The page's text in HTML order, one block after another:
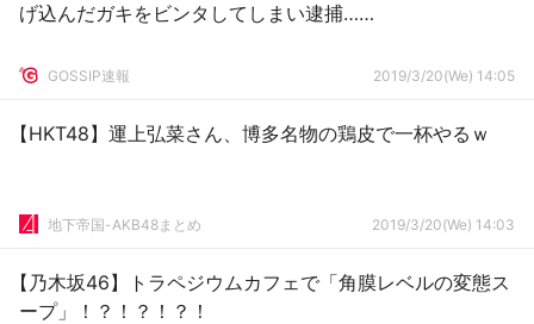
げ込んだガキをビンタしてしまい逮捕……
GOSSIP速報 2019/3/20(We) 14:05
【HKT48】運上弘菜さん、博多名物の鶏皮で一杯やるｗ
地下帝国-AKB48まとめ 2019/3/20(We) 14:03
【乃木坂46】トラペジウムカフェで「角膜レベルの変態ス
ープ」！？！？！？！